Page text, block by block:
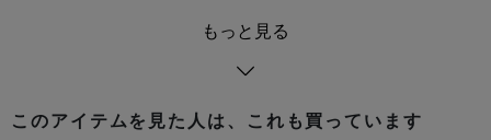
もっと見る
このアイテムを見た人は、これも買っています